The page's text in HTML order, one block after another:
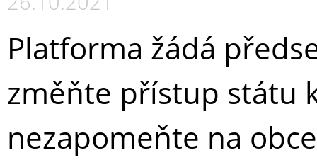
Platforma žádá
změňte přístup státu
nezapomeňte na